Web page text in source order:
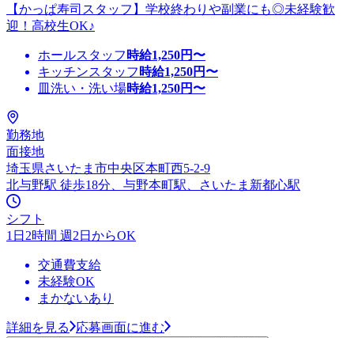
【かっぱ寿司スタッフ】学校終わりや副業にも◎未経験歓
迎！高校生OK♪
ホールスタッフ 時給1,250円〜
キッチンスタッフ 時給1,250円〜
皿洗い・洗い場時給1,250円〜
勤務地
面接地
埼玉県さいたま市中央区本町西5-2-9
北与野駅 徒歩18分、与野本町駅、さいたま新都心駅
シフト
1日2時間 週2日からOK
交通費支給
未経験OK
まかないあり
詳細を見る 応募画面に進む